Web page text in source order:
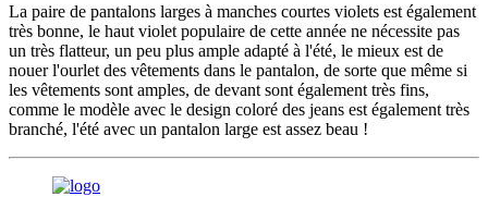
La paire de pantalons larges à manches courtes violets est également
très bonne, le haut violet populaire de cette année ne nécessite pas
un très flatteur, un peu plus ample adapté à l'été, le mieux est de
nouer l'ourlet des vêtements dans le pantalon, de sorte que même si
les vêtements sont amples, de devant sont également très fins,
comme le modèle avec le design coloré des jeans est également très
branché, l'été avec un pantalon large est assez beau !